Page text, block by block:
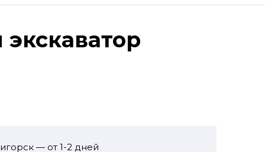
— от 1-2 дней